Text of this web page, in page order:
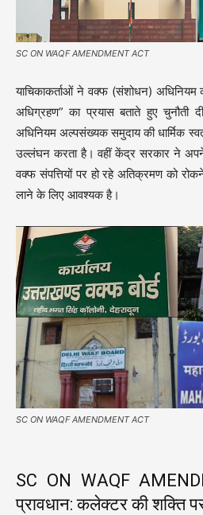
SC ON WAQF AMENDMENT ACT
याचिकाकर्ताओं ने वक्फ (संशोधन) अधिनियम
अधिग्रहण” का प्रयास बताते हुए चुनौती
अधिनियम अल्पसंख्यक समुदाय की धार्मिक
उल्लंघन करता है। वहीं केंद्र सरकार ने अपने
वक्फ संपत्तियों पर हो रहे अतिक्रमण को
लाने के लिए आवश्यक है।
SC ON WAQF AMENDMENT ACT
SC ON WAQF
प्रावधान: कलेक्टर की शक्ति